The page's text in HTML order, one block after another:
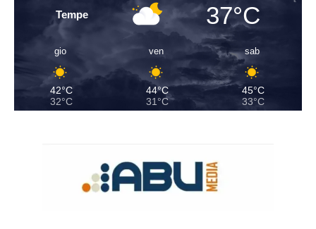
Tempe 37°C
gio
42°C
32°C
ven
44°C
31°C
sab
45°C
33°C